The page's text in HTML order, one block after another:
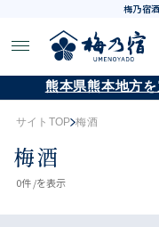
梅乃宿
熊本県熊本地方
サイトTOP 梅酒
梅酒
0件 /を表示